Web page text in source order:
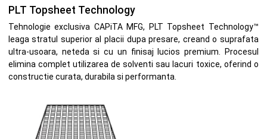
PLT Topsheet Technology
Tehnologie exclusiva CAPiTA MFG, PLT Topsheet Technology™
leaga stratul superior al placii dupa presare, creand o suprafata
ultra-usoara, neteda si cu un finisaj lucios premium. Procesul
elimina complet utilizarea de solventi sau lacuri toxice, oferind o
constructie curata, durabila si performanta.